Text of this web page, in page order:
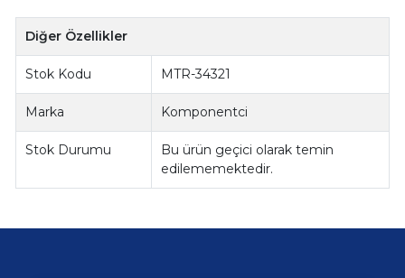
Diğer Özellikler
Stok Kodu MTR-34321
Marka Komponentci
Stok Durumu
Bu ürün geçici olarak temin
edilememektedir.